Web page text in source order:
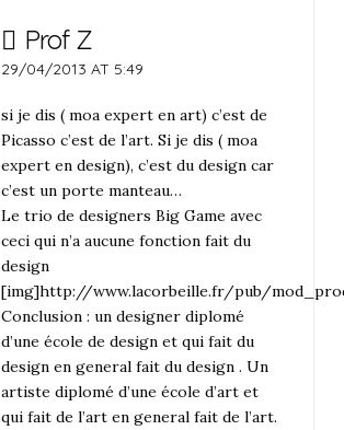
Prof Z
29/04/2013 AT 5:49
si je dis ( moa expert en art) c’est de
Picasso c’est de l’art. Si je dis ( moa
expert en design), c’est du design car
c’est un porte manteau…
Le trio de designers Big Game avec
ceci qui n’a aucune fonction fait du
design
[img]http://www.lacorbeille.fr/pub/
Conclusion : un designer diplomé
d’une école de design et qui fait du
design en general fait du design . Un
artiste diplomé d’une école d’art et
qui fait de l’art en general fait de l’art.